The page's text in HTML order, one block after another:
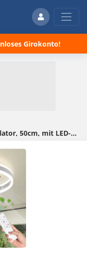
Girokonto!
Beleuchtung für 49,35€! 😀